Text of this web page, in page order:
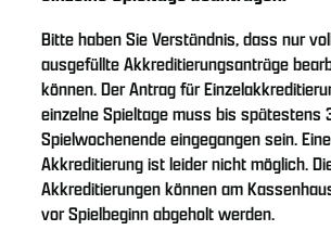
Bitte haben Sie Verständnis, dass nur
ausgefüllte Akkreditierungsanträge
können. Der Antrag für
einzelne Spieltage muss bis spätestens
Spielwochenende eingegangen sein.
Akkreditierung ist leider nicht möglich.
Akkreditierungen können am
vor Spielbeginn abgeholt werden.